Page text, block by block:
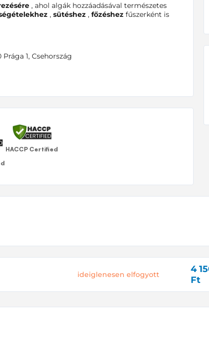
, ahol algák hozzáadásával természetes
, sütéshez , főzéshez fűszerként is
Prága 1, Csehország
HACCP Certified
ideiglenesen elfogyott
4
Ft